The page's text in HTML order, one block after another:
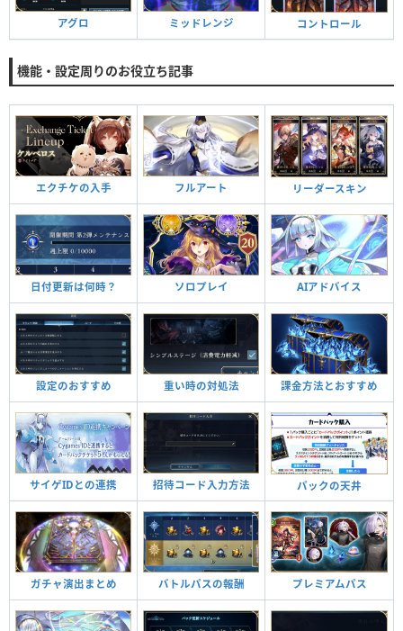
アグロ ミッドレンジ コントロール
機能・設定周りのお役立ち記事
エクチケの入手 フルアート リーダースキン
日付更新は何時？ ソロプレイ AIアドバイス
設定のおすすめ 重い時の対処法 課金方法とおすすめ
サイゲIDとの連携 招待コード入力方法 パックの天井
ガチャ演出まとめ バトルパスの報酬 プレミアムパス